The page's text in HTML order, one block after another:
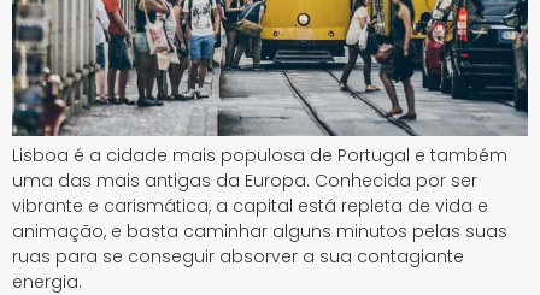
Lisboa é a cidade mais populosa de Portugal e também
uma das mais antigas da Europa. Conhecida por ser
vibrante e carismática, a capital está repleta de vida e
animação, e basta caminhar alguns minutos pelas suas
ruas para se conseguir absorver a sua contagiante
energia.